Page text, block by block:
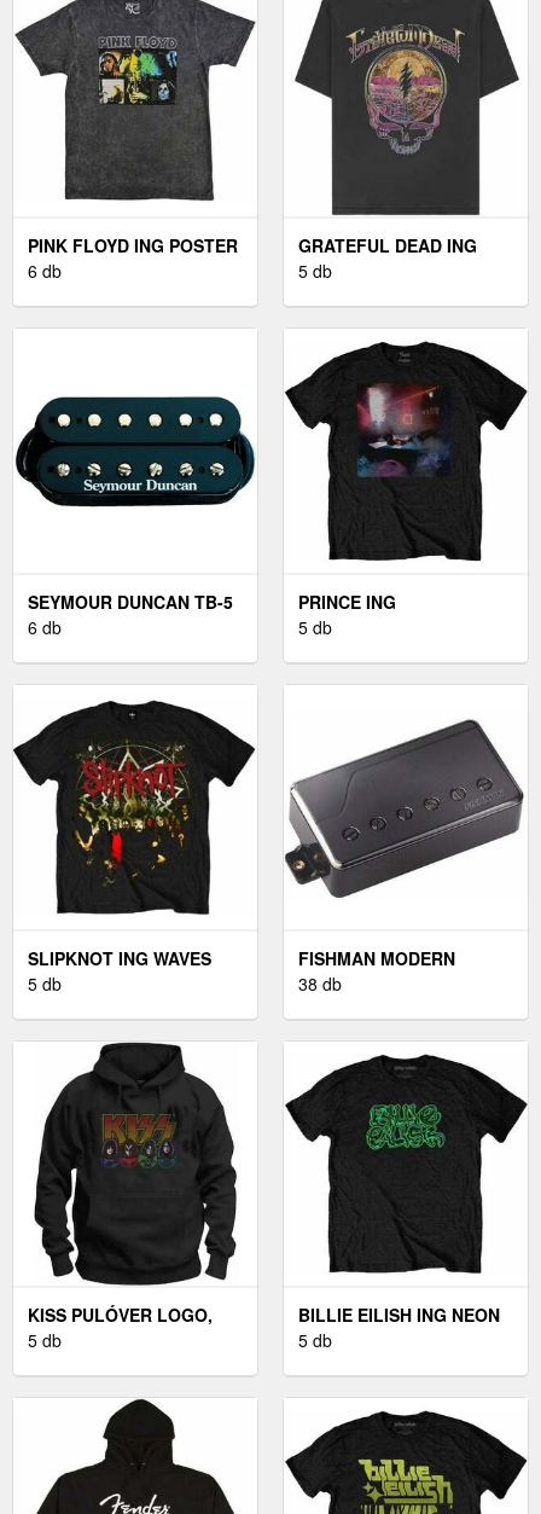
PINK FLOYD ING POSTER
UNISEX BLACK M
6 db
GRATEFUL DEAD ING
MOSAIC UNISEX BLACK
5 db
SEYMOUR DUNCAN TB-5
BLACK
6 db
PRINCE ING
WATERCOLOURS UNISEX
5 db
SLIPKNOT ING WAVES
UNISEX BLACK M
5 db
FISHMAN MODERN
HUMBUCKER ALNICO
38 db
KISS PULÓVER LOGO,
FACES & ICONS BLACK M
5 db
BILLIE EILISH ING NEON
LOGO UNISEX BLACK M
5 db